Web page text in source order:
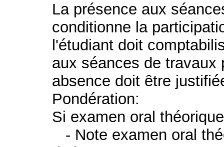
La présence aux
conditionne la
l'étudiant doit
aux séances de travaux
absence doit être
Pondération:
Si examen oral
- Note examen oral